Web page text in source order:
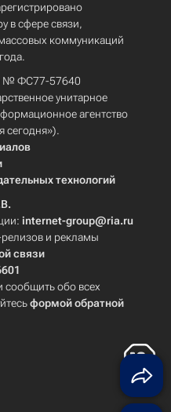
в сфере связи,
коммуникаций
№ ФС77-57640
унитарное
агентство
сегодня»).
технологий
internet-group@ria.ru
и рекламы
связи
сообщить обо всех
формой обратной